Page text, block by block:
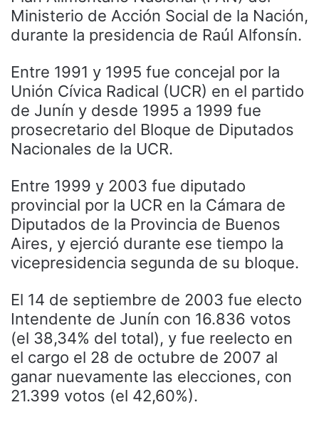
Ministerio de Acción Social de la Nación,
durante la presidencia de Raúl Alfonsín.
Entre 1991 y 1995 fue concejal por la
Unión Cívica Radical (UCR) en el partido
de Junín y desde 1995 a 1999 fue
prosecretario del Bloque de Diputados
Nacionales de la UCR.
Entre 1999 y 2003 fue diputado
provincial por la UCR en la Cámara de
Diputados de la Provincia de Buenos
Aires, y ejerció durante ese tiempo la
vicepresidencia segunda de su bloque.
El 14 de septiembre de 2003 fue electo
Intendente de Junín con 16.836 votos
(el 38,34% del total), y fue reelecto en
el cargo el 28 de octubre de 2007 al
ganar nuevamente las elecciones, con
21.399 votos (el 42,60%).